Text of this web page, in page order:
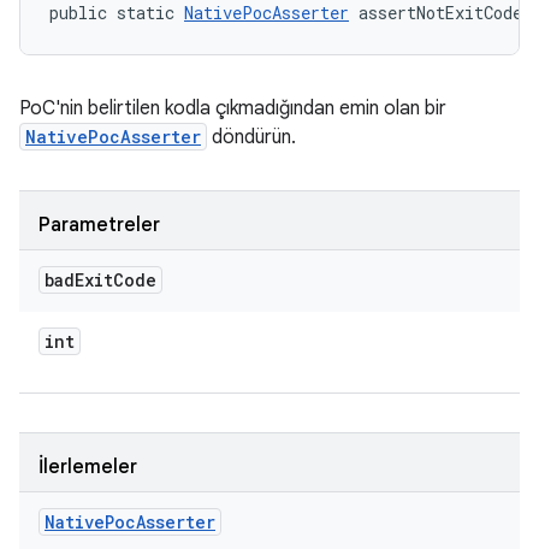
public static NativePocAsserter
PoC'nin belirtilen kodla çıkmadığından emin olan bir
NativePocAsserter döndürün.
Parametreler
badExitCode
int
İlerlemeler
NativePocAsserter